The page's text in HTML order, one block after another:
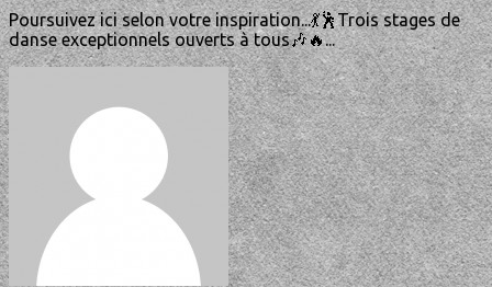
Poursuivez ici selon votre inspiration...💃🕺Trois stages de
danse exceptionnels ouverts à tous🎶🔥...